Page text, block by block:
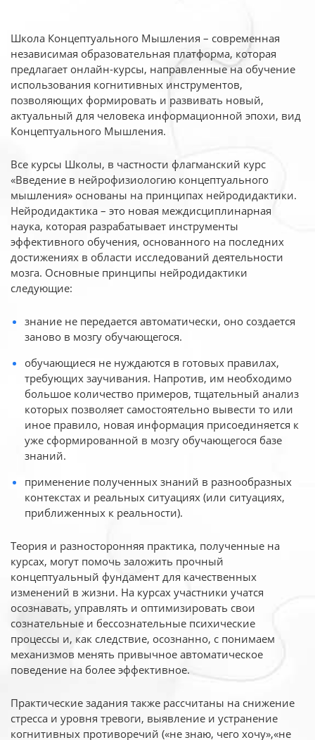
Школа Концептуального Мышления – современная
независимая образовательная платформа, которая
предлагает онлайн-курсы, направленные на обучение
использования когнитивных инструментов,
позволяющих формировать и развивать новый,
актуальный для человека информационной эпохи, вид
Концептуального Мышления.
Все курсы Школы, в частности флагманский курс
«Введение в нейрофизиологию концептуального
мышления» основаны на принципах нейродидактики.
Нейродидактика – это новая междисциплинарная
наука, которая разрабатывает инструменты
эффективного обучения, основанного на последних
достижениях в области исследований деятельности
мозга. Основные принципы нейродидактики
следующие:
знание не передается автоматически, оно создается
заново в мозгу обучающегося.
обучающиеся не нуждаются в готовых правилах,
требующих заучивания. Напротив, им необходимо
большое количество примеров, тщательный анализ
которых позволяет самостоятельно вывести то или
иное правило, новая информация присоединяется к
уже сформированной в мозгу обучающегося базе
знаний.
применение полученных знаний в разнообразных
контекстах и реальных ситуациях (или ситуациях,
приближенных к реальности).
Теория и разносторонняя практика, полученные на
курсах, могут помочь заложить прочный
концептуальный фундамент для качественных
изменений в жизни. На курсах участники учатся
осознавать, управлять и оптимизировать свои
сознательные и бессознательные психические
процессы и, как следствие, осознанно, с понимаем
механизмов менять привычное автоматическое
поведение на более эффективное.
Практические задания также рассчитаны на снижение
стресса и уровня тревоги, выявление и устранение
когнитивных противоречий («не знаю, чего хочу»,«не